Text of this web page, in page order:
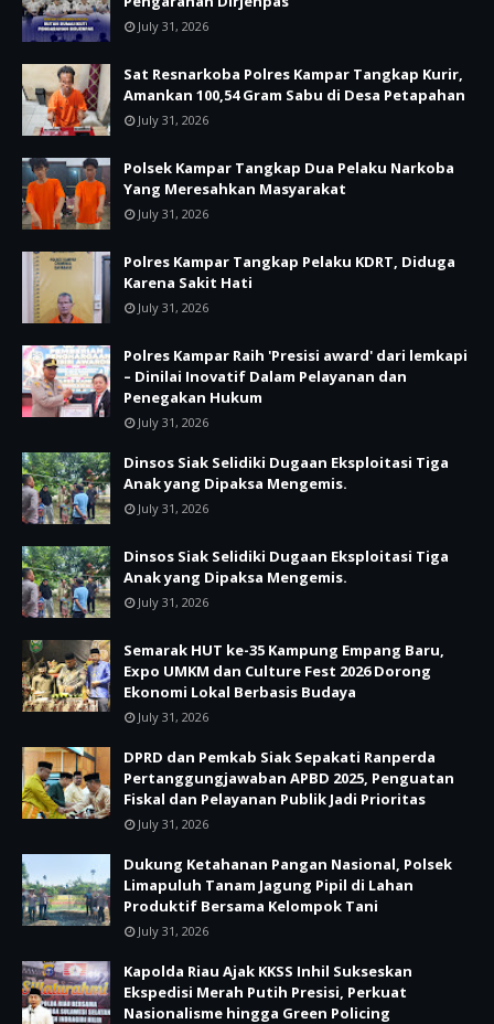
July 31, 2026
Sat Resnarkoba Polres Kampar Tangkap Kurir,
Amankan 100,54 Gram Sabu di Desa Petapahan
July 31, 2026
Polsek Kampar Tangkap Dua Pelaku Narkoba
Yang Meresahkan Masyarakat
July 31, 2026
Polres Kampar Tangkap Pelaku KDRT, Diduga
Karena Sakit Hati
July 31, 2026
Polres Kampar Raih 'Presisi award' dari lemkapi
– Dinilai Inovatif Dalam Pelayanan dan
Penegakan Hukum
July 31, 2026
Dinsos Siak Selidiki Dugaan Eksploitasi Tiga
Anak yang Dipaksa Mengemis.
July 31, 2026
Dinsos Siak Selidiki Dugaan Eksploitasi Tiga
Anak yang Dipaksa Mengemis.
July 31, 2026
Semarak HUT ke-35 Kampung Empang Baru,
Expo UMKM dan Culture Fest 2026 Dorong
Ekonomi Lokal Berbasis Budaya
July 31, 2026
DPRD dan Pemkab Siak Sepakati Ranperda
Pertanggungjawaban APBD 2025, Penguatan
Fiskal dan Pelayanan Publik Jadi Prioritas
July 31, 2026
Dukung Ketahanan Pangan Nasional, Polsek
Limapuluh Tanam Jagung Pipil di Lahan
Produktif Bersama Kelompok Tani
July 31, 2026
Kapolda Riau Ajak KKSS Inhil Sukseskan
Ekspedisi Merah Putih Presisi, Perkuat
Nasionalisme hingga Green Policing